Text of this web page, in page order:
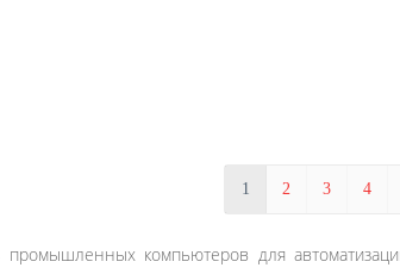
1 2 3 4
промышленных компьютеров для